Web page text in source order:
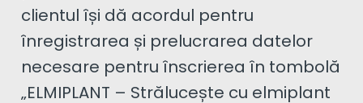
clientul își dă acordul pentru
înregistrarea și prelucrarea datelor
necesare pentru înscrierea în tombolă
„ELMIPLANT – Strălucește cu elmiplant